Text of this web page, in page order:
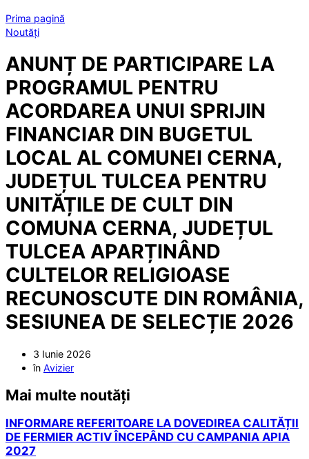
Prima pagină
Noutăți
ANUNȚ DE PARTICIPARE LA
PROGRAMUL PENTRU
ACORDAREA UNUI SPRIJIN
FINANCIAR DIN BUGETUL
LOCAL AL COMUNEI CERNA,
JUDEȚUL TULCEA PENTRU
UNITĂȚILE DE CULT DIN
COMUNA CERNA, JUDEȚUL
TULCEA APARȚINÂND
CULTELOR RELIGIOASE
RECUNOSCUTE DIN ROMÂNIA,
SESIUNEA DE SELECȚIE 2026
3 Iunie 2026
în Avizier
Mai multe noutăți
INFORMARE REFERITOARE LA DOVEDIREA CALITĂȚII
DE FERMIER ACTIV ÎNCEPÂND CU CAMPANIA APIA
2027